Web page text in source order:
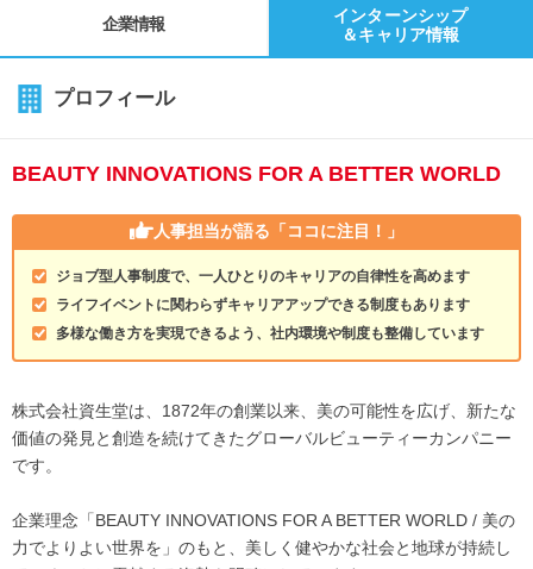
企業情報
インターンシップ
＆キャリア情報
プロフィール
BEAUTY INNOVATIONS FOR A BETTER WORLD
人事担当が語る 「ココに注目！」
ジョブ型人事制度で、一人ひとりのキャリアの自律性を高めます
ライフイベントに関わらずキャリアアップできる制度もあります
多様な働き方を実現できるよう、社内環境や制度も整備しています
株式会社資生堂は、1872年の創業以来、美の可能性を広げ、新たな
価値の発見と創造を続けてきたグローバルビューティーカンパニー
です。
企業理念「BEAUTY INNOVATIONS FOR A BETTER WORLD / 美の
力でよりよい世界を」のもと、美しく健やかな社会と地球が持続し